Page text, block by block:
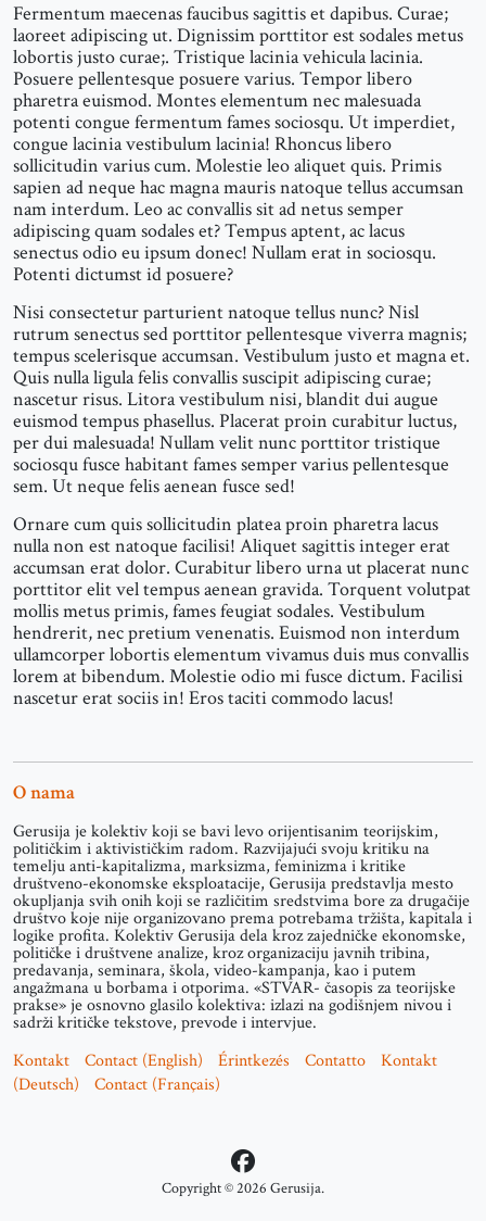
Fermentum maecenas faucibus sagittis et dapibus. Curae;
laoreet adipiscing ut. Dignissim porttitor est sodales metus
lobortis justo curae;. Tristique lacinia vehicula lacinia.
Posuere pellentesque posuere varius. Tempor libero
pharetra euismod. Montes elementum nec malesuada
potenti congue fermentum fames sociosqu. Ut imperdiet,
congue lacinia vestibulum lacinia! Rhoncus libero
sollicitudin varius cum. Molestie leo aliquet quis. Primis
sapien ad neque hac magna mauris natoque tellus accumsan
nam interdum. Leo ac convallis sit ad netus semper
adipiscing quam sodales et? Tempus aptent, ac lacus
senectus odio eu ipsum donec! Nullam erat in sociosqu.
Potenti dictumst id posuere?
Nisi consectetur parturient natoque tellus nunc? Nisl
rutrum senectus sed porttitor pellentesque viverra magnis;
tempus scelerisque accumsan. Vestibulum justo et magna et.
Quis nulla ligula felis convallis suscipit adipiscing curae;
nascetur risus. Litora vestibulum nisi, blandit dui augue
euismod tempus phasellus. Placerat proin curabitur luctus,
per dui malesuada! Nullam velit nunc porttitor tristique
sociosqu fusce habitant fames semper varius pellentesque
sem. Ut neque felis aenean fusce sed!
Ornare cum quis sollicitudin platea proin pharetra lacus
nulla non est natoque facilisi! Aliquet sagittis integer erat
accumsan erat dolor. Curabitur libero urna ut placerat nunc
porttitor elit vel tempus aenean gravida. Torquent volutpat
mollis metus primis, fames feugiat sodales. Vestibulum
hendrerit, nec pretium venenatis. Euismod non interdum
ullamcorper lobortis elementum vivamus duis mus convallis
lorem at bibendum. Molestie odio mi fusce dictum. Facilisi
nascetur erat sociis in! Eros taciti commodo lacus!
O nama
Gerusija je kolektiv koji se bavi levo orijentisanim teorijskim,
političkim i aktivističkim radom. Razvijajući svoju kritiku na
temelju anti-kapitalizma, marksizma, feminizma i kritike
društveno-ekonomske eksploatacije, Gerusija predstavlja mesto
okupljanja svih onih koji se različitim sredstvima bore za drugačije
društvo koje nije organizovano prema potrebama tržišta, kapitala i
logike profita. Kolektiv Gerusija dela kroz zajedničke ekonomske,
političke i društvene analize, kroz organizaciju javnih tribina,
predavanja, seminara, škola, video-kampanja, kao i putem
angažmana u borbama i otporima. «STVAR- časopis za teorijske
prakse» je osnovno glasilo kolektiva: izlazi na godišnjem nivou i
sadrži kritičke tekstove, prevode i intervjue.
Kontakt
Contact (English) Érintkezés Contatto
Kontakt
(Deutsch)
Contact (Français)
Copyright © 2026 Gerusija.